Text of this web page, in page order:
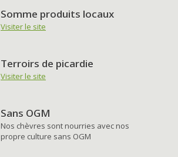
Somme produits locaux
Visiter le site
Terroirs de picardie
Visiter le site
Sans OGM
Nos chèvres sont nourries avec nos
propre culture sans OGM